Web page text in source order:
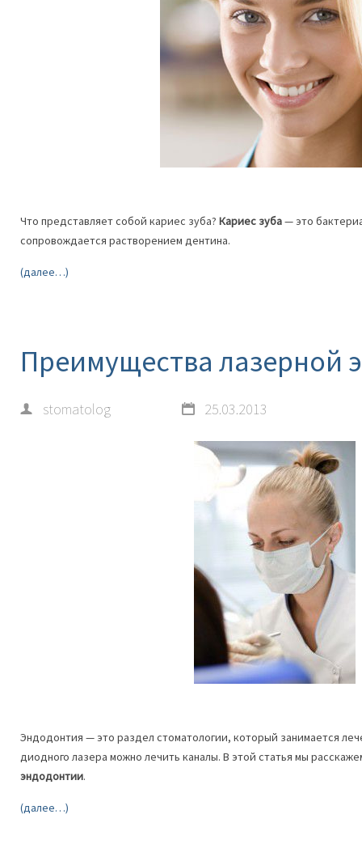
Что представляет собой кариес зуба? Кариес зуба— это
сопровождается растворением дентина.
(далее…)
Преимущества лазерной
stomatolog 25.03.2013
Эндодонтия — это раздел стоматологии, который занимается
диодного лазера можно лечить каналы. В этой статья мы
эндодонтии.
(далее…)